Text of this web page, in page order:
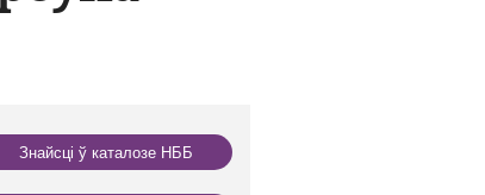
Знайсці ў каталозе НББ